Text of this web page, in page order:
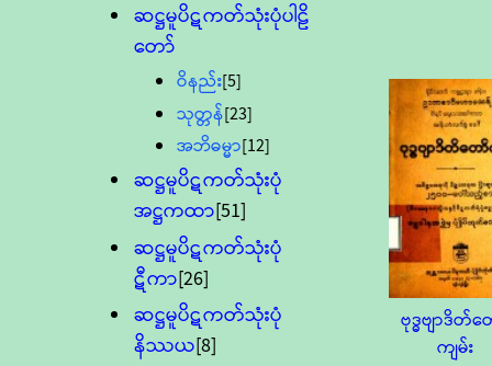
ဆဋ္ဌမူပိဋကတ်သုံးပုံပါဠိ
တော်
ဝိနည်း[5]
သုတ္တန်[23]
အဘိဓမ္မာ[12]
ဆဋ္ဌမူပိဋကတ်သုံးပုံ
အဋ္ဌကထာ[51]
ဆဋ္ဌမူပိဋကတ်သုံးပုံ
ဋီကာ[26]
ဆဋ္ဌမူပိဋကတ်သုံးပုံ
နိဿယ[8]
ဗုဒ္ဓဗျာဒိတ်
ကျမ်း